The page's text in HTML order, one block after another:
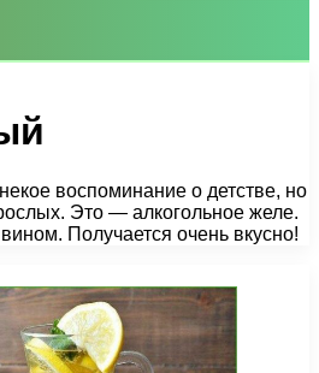
воспоминание о детстве, но
Это — алкогольное желе.
Получается очень вкусно!